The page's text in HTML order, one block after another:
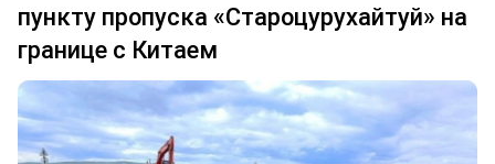
пункту пропуска «Староцурухайтуй» на
границе с Китаем